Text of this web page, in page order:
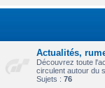
Actualités,
Découvrez toute
circulent autour du
Sujets : 76